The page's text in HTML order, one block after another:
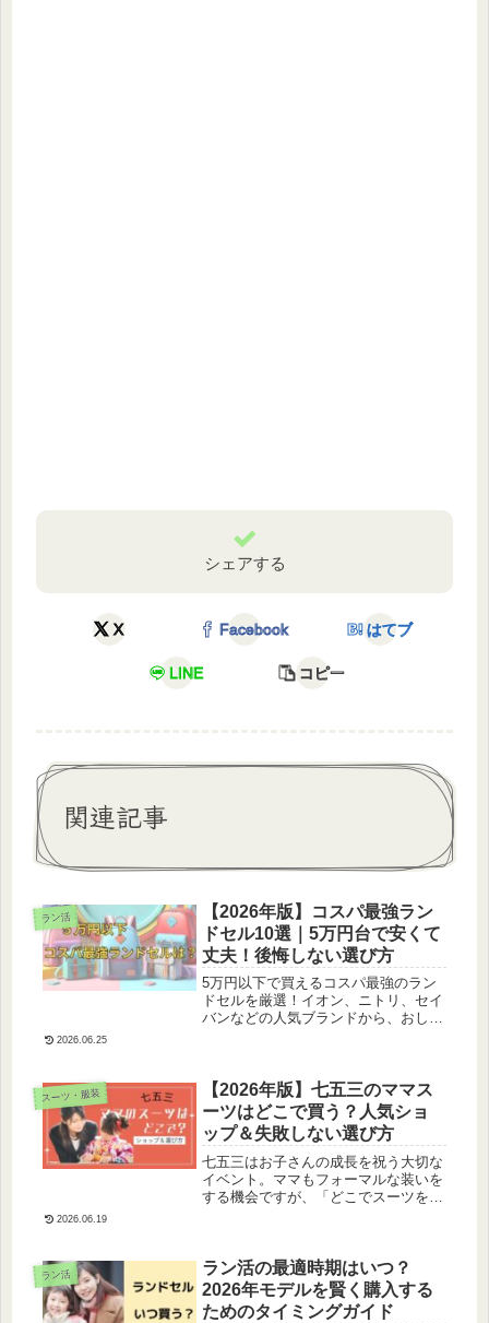
シェアする
X Facebook はてブ
LINE コピー
関連記事
ラン活
【2026年版】コスパ最強ラン
ドセル10選｜5万円台で安くて
丈夫！後悔しない選び方
5万円以下で買えるコスパ最強のラン
ドセルを厳選！イオン、ニトリ、セイ
バンなどの人気ブランドから、おしゃ
2026.06.25
スーツ・服装
【2026年版】七五三のママス
ーツはどこで買う？人気ショ
ップ＆失敗しない選び方
七五三はお子さんの成長を祝う大切な
イベント。ママもフォーマルな装いを
する機会ですが、「どこでスーツを買
めのショップや選び方について詳しく
ご紹介します。
2026.06.19
ラン活
ラン活の最適時期はいつ？
2026年モデルを賢く購入する
ためのタイミングガイド